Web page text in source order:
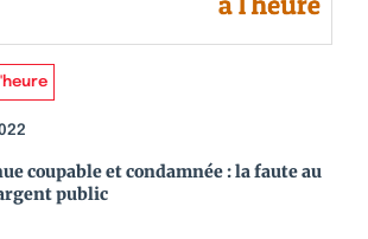
coupable et condamnée : la faute au
public